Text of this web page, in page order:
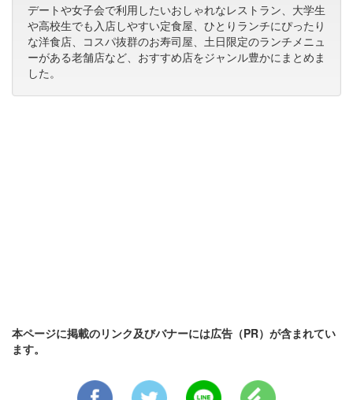
デートや女子会で利用したいおしゃれなレストラン、大学生
や高校生でも入店しやすい定食屋、ひとりランチにぴったり
な洋食店、コスパ抜群のお寿司屋、土日限定のランチメニュ
ーがある老舗店など、おすすめ店をジャンル豊かにまとめま
した。
本ページに掲載のリンク及びバナーには広告（PR）が含まれてい
ます。